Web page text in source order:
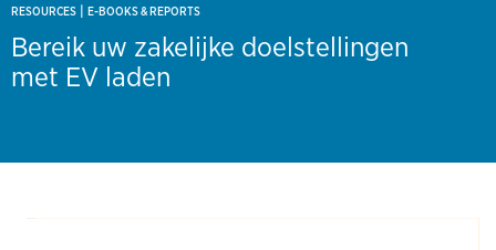
RESOURCES | E-BOOKS & REPORTS
Bereik uw zakelijke doelstellingen
met EV laden